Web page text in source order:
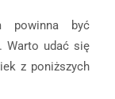
powinna być
Warto udać się
z poniższych